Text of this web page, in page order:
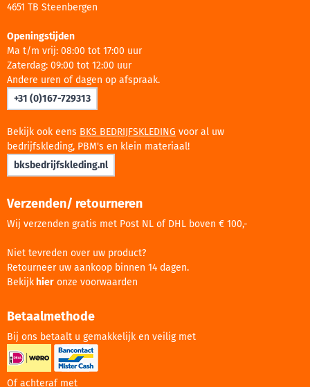
4651 TB Steenbergen
Openingstijden
Ma t/m vrij: 08:00 tot 17:00 uur
Zaterdag: 09:00 tot 12:00 uur
Andere uren of dagen op afspraak.
+31 (0)167-729313
Bekijk ook eens BKS BEDRIJFSKLEDING voor al uw
bedrijfskleding, PBM's en klein materiaal!
bksbedrijfskleding.nl
Verzenden/ retourneren
Wij verzenden gratis met Post NL of DHL boven € 100,-
Niet tevreden over uw product?
Retourneer uw aankoop binnen 14 dagen.
Bekijk hier onze voorwaarden
Betaalmethode
Bij ons betaalt u gemakkelijk en veilig met
Of achteraf met